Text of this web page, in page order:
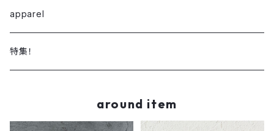
CD
Cassette Tape
ambient / experimental
S.S.W
R&B / nu soul / downtempo
TWIN SHIPS RECORDS
TWIN SHIPS RECORDS DIGITAL
apparel
特集！
around item